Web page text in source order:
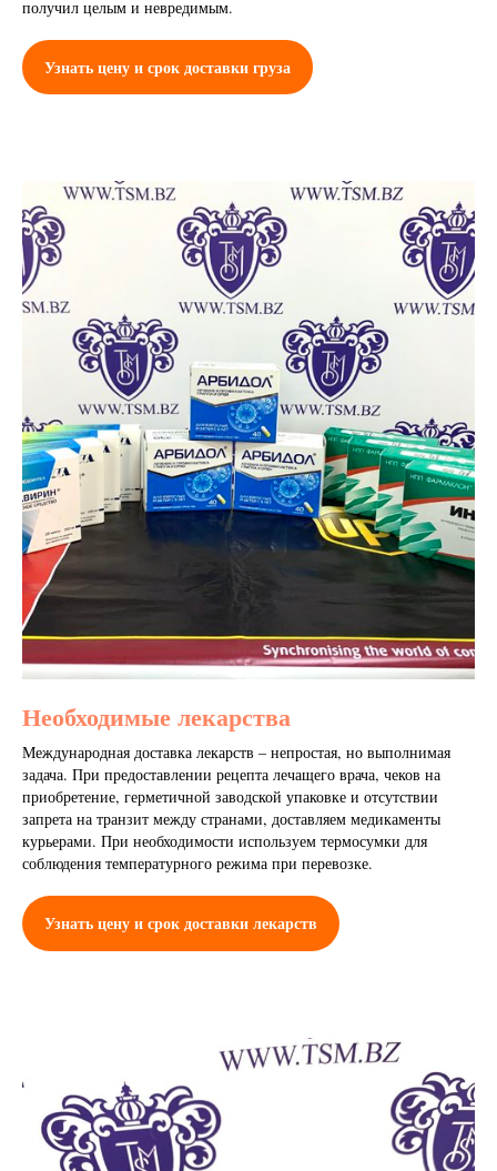
получил целым и невредимым.
Узнать цену и срок доставки груза
Необходимые лекарства
Международная доставка лекарств – непростая, но выполнимая
задача. При предоставлении рецепта лечащего врача, чеков на
приобретение, герметичной заводской упаковке и отсутствии
запрета на транзит между странами, доставляем медикаменты
курьерами. При необходимости используем термосумки для
соблюдения температурного режима при перевозке.
Узнать цену и срок доставки лекарств